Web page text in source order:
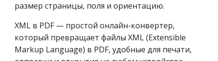
размер страницы, поля и ориентацию.
XML в PDF — простой онлайн-конвертер,
который превращает файлы XML (Extensible
Markup Language) в PDF, удобные для печати,